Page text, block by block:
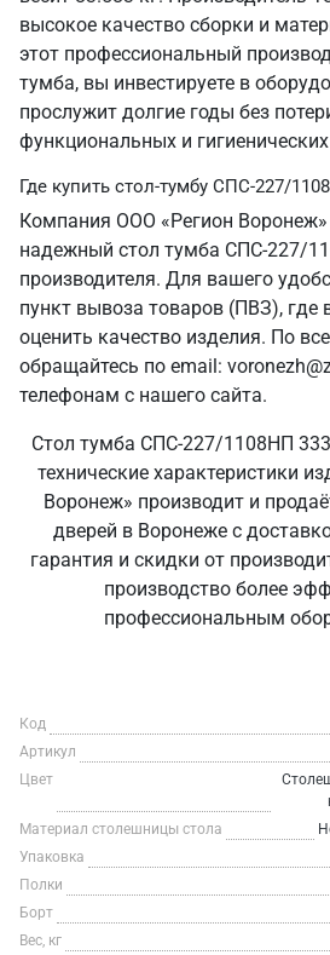
высокое качество сборки и
этот профессиональный
тумба, вы инвестируете в
прослужит долгие годы без
функциональных и
Где купить стол-тумбу СПС-227/
Компания ООО «Регион Воронеж»
надежный стол тумба СПС-227/
производителя. Для вашего
пункт вывоза товаров (ПВЗ), где
оценить качество изделия. По
обращайтесь по email:
телефонам с нашего сайта.
Стол тумба СПС-227/1108НП
технические характеристики
Воронеж» производит и
дверей в Воронеже с
гарантия и скидки от
производство более
профессиональным
Код
Артикул
Цвет
Материал столешницы стола
Упаковка
Полки
Борт
Вес, кг